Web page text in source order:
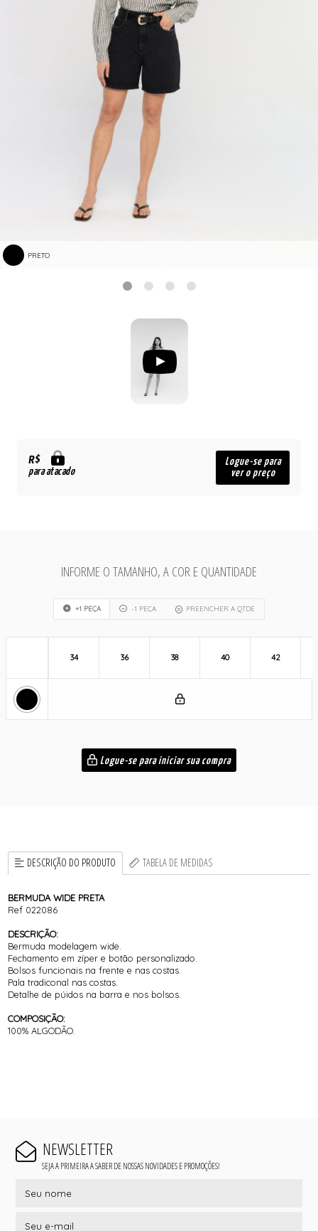
PRETO
R$
para atacado
Logue-se para
ver o preço
INFORME O TAMANHO, A COR E QUANTIDADE
+1 PEÇA -1 PEÇA PREENCHER A QTDE
34 36 38 40 42
Logue-se para iniciar sua compra
DESCRIÇÃO DO PRODUTO TABELA DE MEDIDAS
BERMUDA WIDE PRETA
Ref 022086
DESCRIÇÃO:
Bermuda modelagem wide.
Fechamento em zíper e botão personalizado.
Bolsos funcionais na frente e nas costas.
Pala tradiconal nas costas.
Detalhe de púidos na barra e nos bolsos.
COMPOSIÇÃO:
100% ALGODÃO.
NEWSLETTER
SEJA A PRIMEIRA A SABER DE NOSSAS NOVIDADES E PROMOÇÕES!